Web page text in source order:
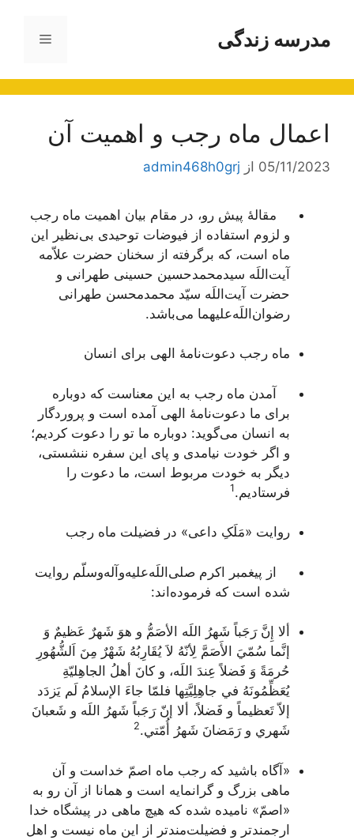
محتوامدرسه زندگی فهرست
اعمال ماه رجب و اهمیت آن
05/11/2023 از admin468h0grj
‌مقالۀ پیش رو، در مقام بیان اهمیت ماه رجب
و لزوم استفاده از فیوضات توحیدی بی‌نظیر این
ماه است، که برگرفته از سخنان حضرت علاّمه
آیت‌اللَه سیدمحمدحسین حسینی طهرانی و
حضرت آیت‌اللَه سیّد محمدمحسن طهرانی
رضوان‌اللَه‌علیهما می‌باشد.
ماه رجب دعوت‌نامۀ الهی برای انسان
آمدن ماه رجب به این معناست که دوباره
برای ما دعوت‌نامۀ الهی آمده است و پروردگار
به انسان می‌گوید: دوباره ما تو را دعوت کردیم؛
و اگر خودت نیامدی و پای این سفره ننشستی،
دیگر به خودت مربوط است، ما دعوت را
فرستادیم.1
روایت «مَلَکِ داعی» در فضیلت ماه رجب
از پیغمبر اکرم صلی‌اللَه‌علیه‌و‌آله‌وسلّم روایت
شده است که فرموده‌اند:
ألا إِنَّ رَجَباً شَهرُ اللَه الأصَمُّ و هوَ شَهرٌ عَظيمٌ وَ
إنَّما سُمّيَ الأَصَمَّ لِأنّهُ لاَ يُقَارِبُهُ شَهْرٌ مِنَ اَلشُّهُورِ
حُرمَةً وَ فَضلاً عِندَ اللَه، و كانَ أهلُ الجاهِليّةِ
يُعَظِّمُونَهُ في جاهِلِيَّتِها فلمّا جاءَ الإسلامُ لَم يَزدَد
إلاّ تَعظيماً و فَضلاً، ألا إنّ رَجَباً شَهرُ اللَه و شَعبانَ
شَهري و رَمَضانَ شَهرُ أُمّتي.
2
«آگاه باشید که رجب ماه اصمّ‌ خداست و آن
ماهى بزرگ و گرانمايه است و همانا از آن رو به
«اصمّ‌» ناميده شده كه هيچ ماهى در پيشگاه خدا
ارجمندتر و فضيلت‌مندتر از اين ماه نيست و اهل